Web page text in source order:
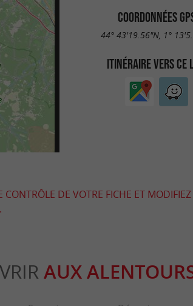
COORDONNÉES
44° 43'19.56"N, 1°
ITINÉRAIRE VERS CE
CONTRÔLE DE VOTRE FICHE ET
AUX